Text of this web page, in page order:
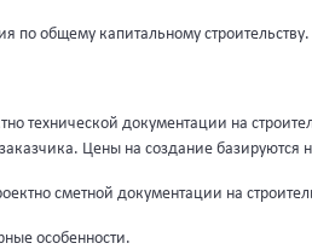
по общему капитальному строительству.
технической документации на
Цены на создание базируются
сметной документации на
особенности.